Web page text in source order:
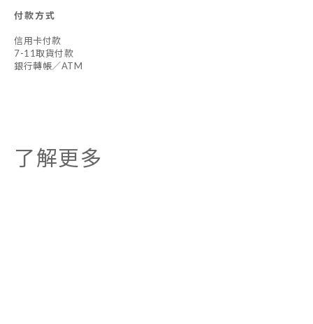
付款方式
信用卡付款
7-11取貨付款
銀行轉帳／ATM
了解更多